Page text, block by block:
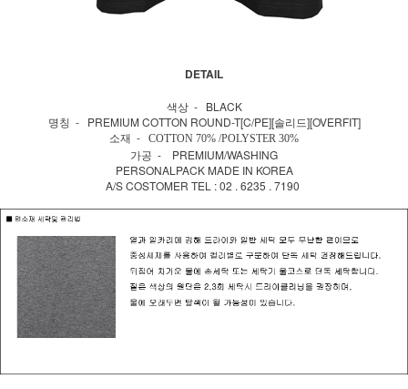
DETAIL
색상 - BLACK
명칭 - PREMIUM COTTON ROUND-T[C/PE][솔리드][OVERFIT]
소재 -
COTTON 70% /POLYSTER 30%
가공 - PREMIUM/WASHING
PERSONALPACK MADE IN KOREA
A/S COSTOMER TEL : 02 . 6235 . 7190